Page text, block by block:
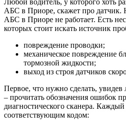
Любой водитель, у которого хоть
АБС в Приоре, скажет про датчик.
АБС в Приоре не работает. Есть
которых стоит искать источник
повреждение проводки;
механическое повреждение
тормозной жидкости;
выход из строя датчиков
Первое, что нужно сделать,
– прочитать обозначения ошибок
диагностического сканера.
соответствующим кодом: